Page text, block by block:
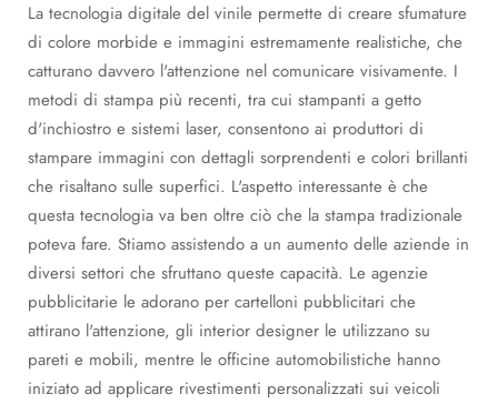
La tecnologia digitale del vinile permette di creare sfumature
di colore morbide e immagini estremamente realistiche, che
catturano davvero l'attenzione nel comunicare visivamente. I
metodi di stampa più recenti, tra cui stampanti a getto
d'inchiostro e sistemi laser, consentono ai produttori di
stampare immagini con dettagli sorprendenti e colori brillanti
che risaltano sulle superfici. L'aspetto interessante è che
questa tecnologia va ben oltre ciò che la stampa tradizionale
poteva fare. Stiamo assistendo a un aumento delle aziende in
diversi settori che sfruttano queste capacità. Le agenzie
pubblicitarie le adorano per cartelloni pubblicitari che
attirano l'attenzione, gli interior designer le utilizzano su
pareti e mobili, mentre le officine automobilistiche hanno
iniziato ad applicare rivestimenti personalizzati sui veicoli